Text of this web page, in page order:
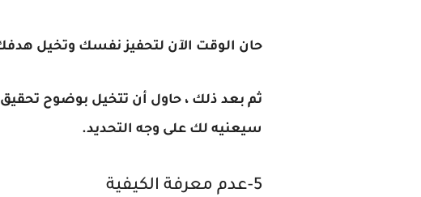
حان الوقت الآن لتحفيز نفسك وتخيل
ثم بعد ذلك ، حاول أن تتخيل بوضوح
سيعنيه لك على وجه التحديد.
5-عدم معرفة الكيفية